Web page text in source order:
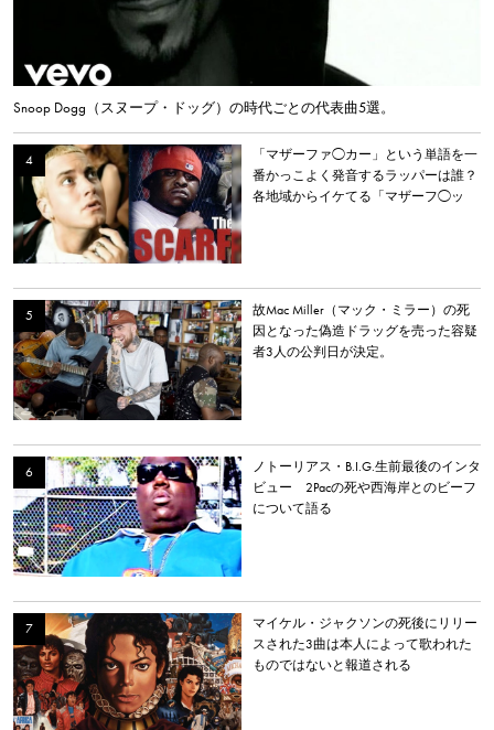
Snoop Dogg（スヌープ・ドッグ）の時代ごとの代表曲5選。
「マザーファ◯カー」という単語を一
番かっこよく発音するラッパーは誰？
各地域からイケてる「マザーフ◯ッ
故Mac Miller（マック・ミラー）の死
因となった偽造ドラッグを売った容疑
者3人の公判日が決定。
ノトーリアス・B.I.G.生前最後のインタ
ビュー 2Pacの死や西海岸とのビーフ
について語る
マイケル・ジャクソンの死後にリリー
スされた3曲は本人によって歌われた
ものではないと報道される